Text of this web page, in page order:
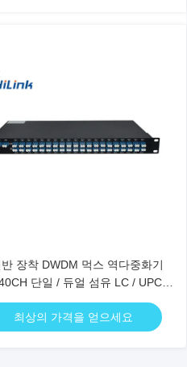
장착 DWDM 먹스 역다중화기
단일 / 듀얼 섬유 LC / UPC
최상의 가격을 얻으세요